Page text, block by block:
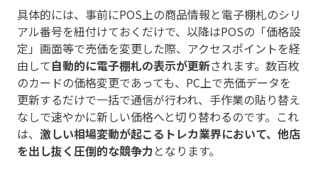
具体的には、事前にPOS上の商品情報と電子棚札のシリ
アル番号を紐付けておくだけで、以降はPOSの「価格設
定」画面等で売価を変更した際、アクセスポイントを経
由して自動的に電子棚札の表示が更新されます。数百枚
のカードの価格変更であっても、PC上で売価データを
更新するだけで一括で通信が行われ、手作業の貼り替え
なしで速やかに新しい価格へと切り替わるのです。これ
は、 激しい相場変動が起こるトレカ業界において、他店
を出し抜く圧倒的な競争力となります。